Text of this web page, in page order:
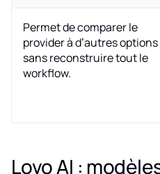
Permet de comparer le
provider à d’autres options
sans reconstruire tout le
workflow.
Lovo AI :